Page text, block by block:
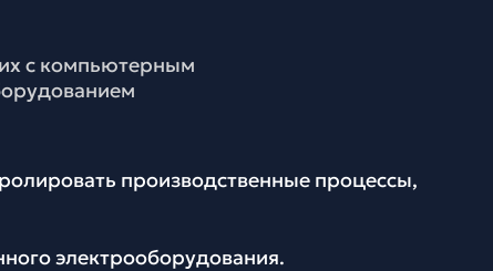
с компьютерным
производственные процессы,
электрооборудования.